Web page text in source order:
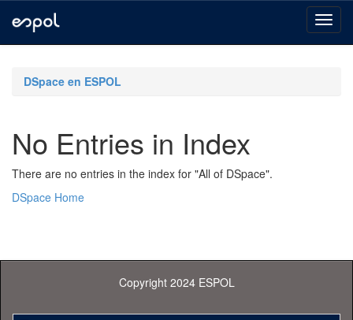
navigationDSpace en ESPOL
No Entries in Index
There are no entries in the index for "All of DSpace".
DSpace Home
Copyright 2024 ESPOL